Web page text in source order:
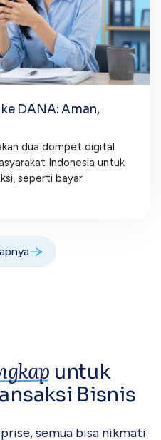
DANA: Aman,
dua dompet digital
Indonesia untuk
seperti bayar
untuk
Bisnis
semua bisa nikmati